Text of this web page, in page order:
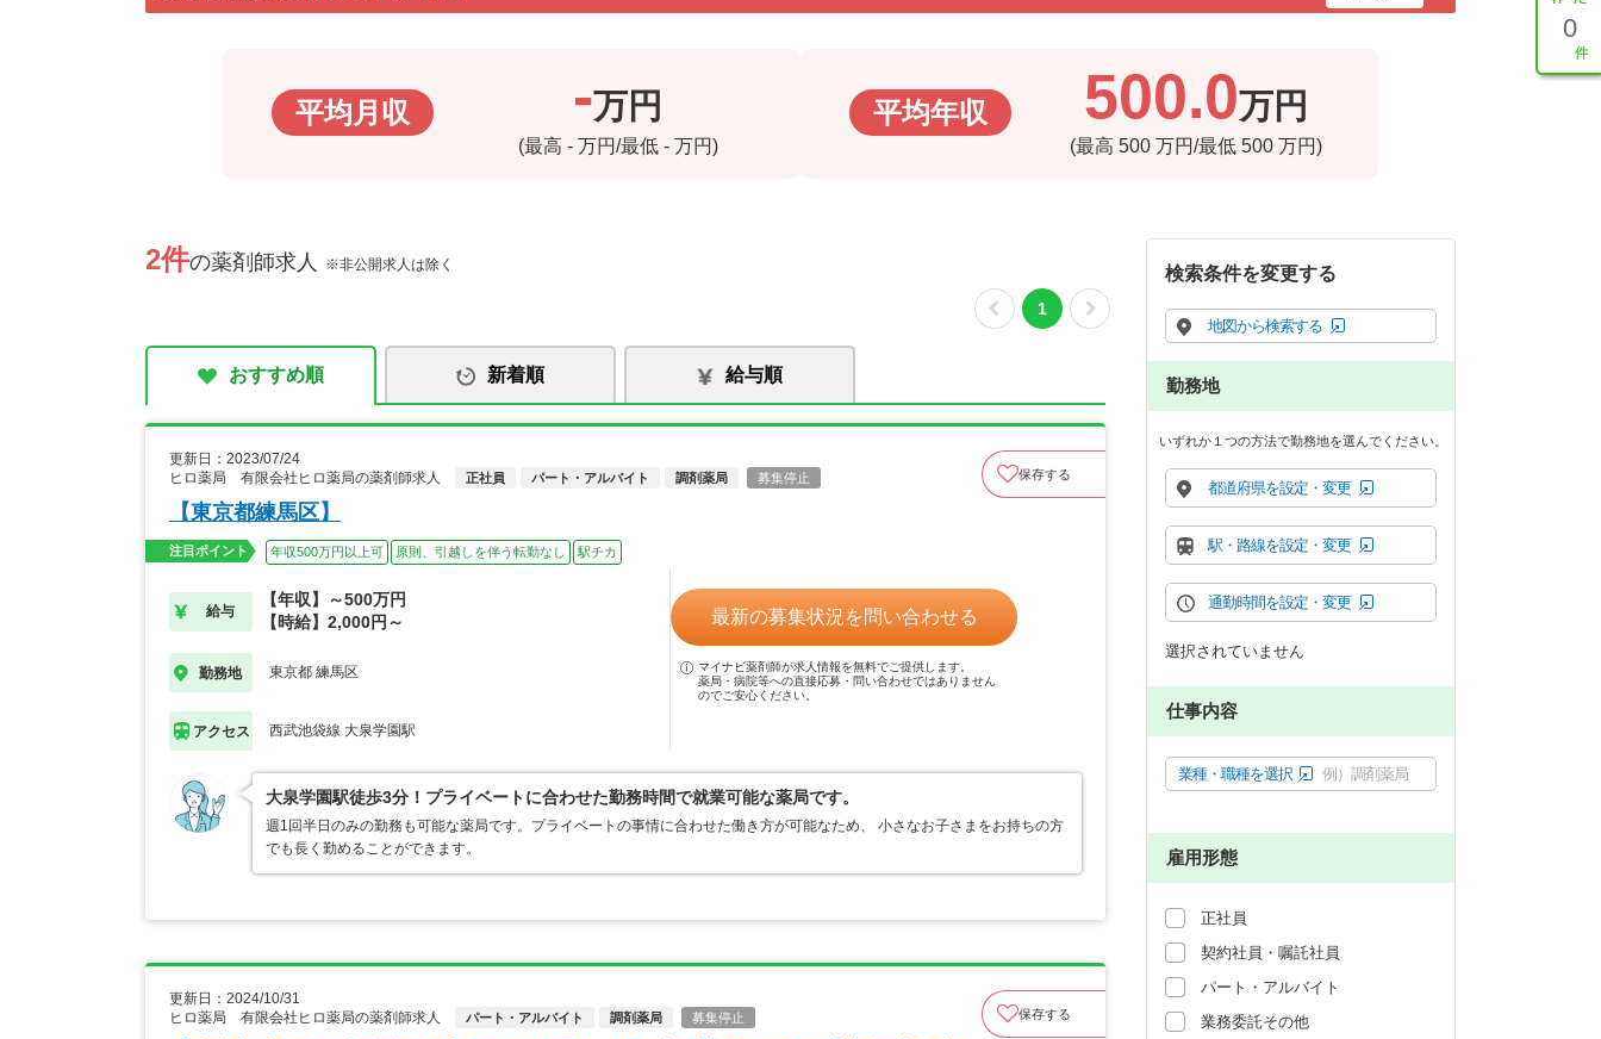
0
平均月収 -万円
(最高 - 万円/最低 - 万円)
平均年収 500.0万円
(最高 500 万円/最低 500 万円)
2件の薬剤師求人 ※非公開求人は除く
1
おすすめ順 新着順 給与順
更新日：2023/07/24
ヒロ薬局 有限会社ヒロ薬局の薬剤師求人
正社員 パート・アルバイト 調剤薬局 募集停止 保存する
【東京都練馬区】
注目ポイント 年収500万円以上可 原則、引越しを伴う転勤なし 駅チカ
給与
【年収】～500万円
【時給】2,000円～
勤務地 東京都 練馬区
アクセス 西武池袋線 大泉学園駅
最新の募集状況を問い合わせる
マイナビ薬剤師が求人情報を無料でご提供します。
薬局・病院等への直接応募・問い合わせではありません
のでご安心ください。
大泉学園駅徒歩3分！プライベートに合わせた勤務時間で就業可能な薬局です。
週1回半日のみの勤務も可能な薬局です。プライベートの事情に合わせた働き方が可能なため、 小さなお子さまをお持ちの方
でも長く勤めることができます。
更新日：2024/10/31
ヒロ薬局 有限会社ヒロ薬局の薬剤師求人
パート・アルバイト 調剤薬局 募集停止 保存する
検索条件を変更する
地図から検索する
勤務地
いずれか１つの方法で勤務地を選んでください。
都道府県を設定・変更
駅・路線を設定・変更
通勤時間を設定・変更
選択されていません
仕事内容
業種・職種を選択 例）調剤薬局
雇用形態
正社員
契約社員・嘱託社員
パート・アルバイト
業務委託その他